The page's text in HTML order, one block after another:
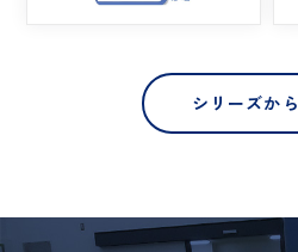
シリーズか